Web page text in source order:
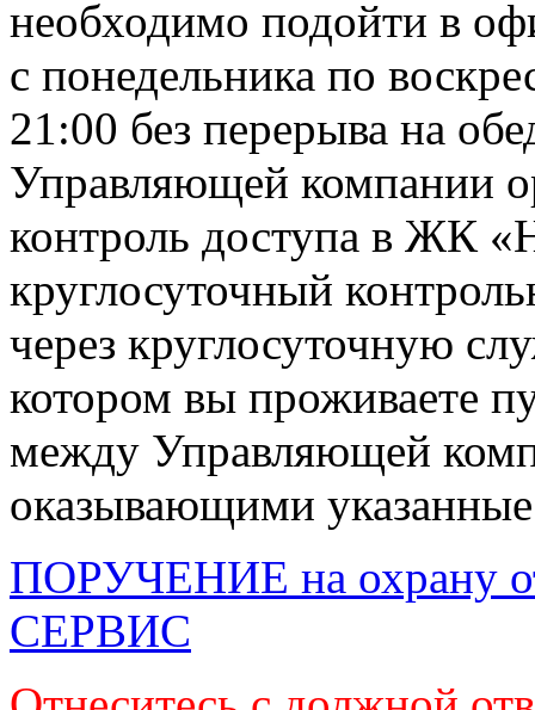
необходимо подойти в
с понедельника по
21:00 без перерыва на
Управляющей компании
контроль доступа в ЖК
круглосуточный
через круглосуточную
котором вы проживаете
между Управляющей
оказывающими
ПОРУЧЕНИЕ на охрану
СЕРВИС